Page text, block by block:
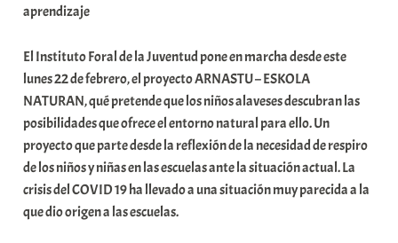
o
x
a
K
o
m
u
n
aprendizaje
El Instituto Foral de la Juventud pone en marcha desde este
lunes 22 de febrero, el proyecto ARNASTU – ESKOLA
NATURAN, qué pretende que los niños alaveses descubran las
posibilidades que ofrece el entorno natural para ello. Un
proyecto que parte desde la reflexión de la necesidad de respiro
de los niños y niñas en las escuelas ante la situación actual. La
crisis del COVID 19 ha llevado a una situación muy parecida a la
que dio origen a las escuelas.